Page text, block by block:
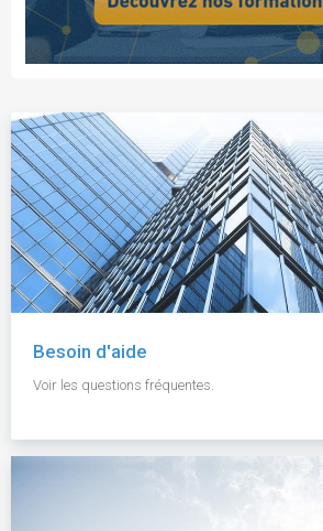
Besoin d'aide
Voir les questions fréquentes.